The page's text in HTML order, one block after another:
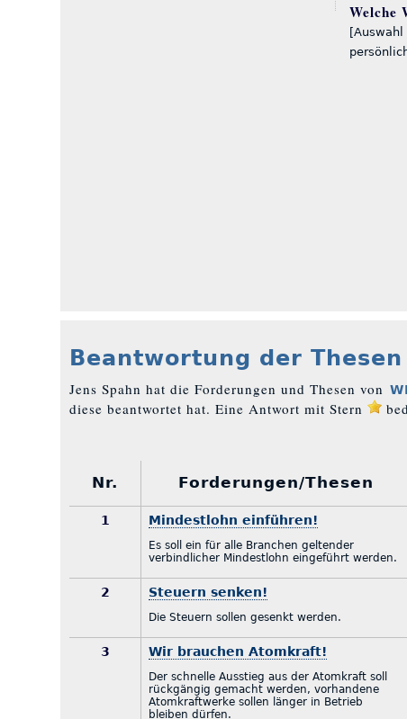
Welche
[Auswahl
Beantwortung der Thesen
Jens Spahn hat die Forderungen und Thesen von
diese beantwortet hat. Eine Antwort mit Stern
Nr. Forderungen/Thesen
1 Mindestlohn einführen!
Es soll ein für alle Branchen geltender
verbindlicher Mindestlohn eingeführt werden.
2 Steuern senken!
Die Steuern sollen gesenkt werden.
3 Wir brauchen Atomkraft!
Der schnelle Ausstieg aus der Atomkraft soll
rückgängig gemacht werden, vorhandene
Atomkraftwerke sollen länger in Betrieb
bleiben dürfen.